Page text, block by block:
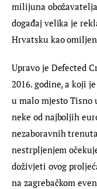
milijuna
događaj velika je
Hrvatsku kao
Upravo je Defected
2016. godine, a koji
u malo mjesto Tisno
neke od najboljih
nezaboravnih
nestrpljenjem
doživjeti ovog
na zagrebačkom